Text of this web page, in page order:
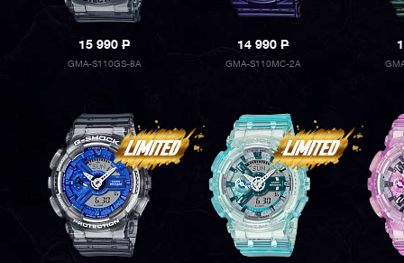
15 990P
GMA-S110GS-8A
14 990P
GMA-S110MC-2A